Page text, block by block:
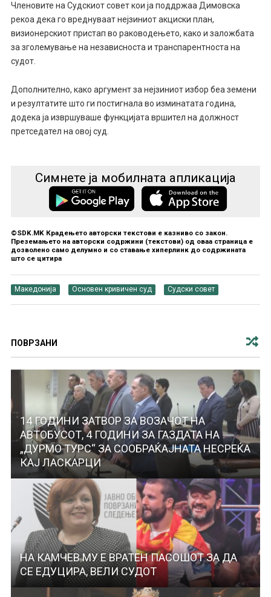
Членовите на Судскиот совет кои ја поддржаа Димовска
рекоа дека го вреднуваат нејзиниот акциски план,
визионерскиот пристап во раководењето, како и заложбата
за зголемување на независноста и транспарентноста на
судот.
Дополнително, како аргумент за нејзиниот избор беа земени
и резултатите што ги постигнала во изминатата година,
додека ја извршуваше функцијата вршител на должност
претседател на овој суд.
Симнете ја мобилната апликација
©SDK.MK Крадењето авторски текстови е казниво со закон.
Преземањето на авторски содржини (текстови) од оваа страница е
дозволено само делумно и со ставање хиперлинк до содржината
што се цитира
Македонија Основен кривичен суд Судски совет
ПОВРЗАНИ
14 ГОДИНИ ЗАТВОР ЗА ВОЗАЧОТ НА
АВТОБУСОТ, 4 ГОДИНИ ЗА ГАЗДАТА НА
„ДУРМО ТУРС“ ЗА СООБРАЌАЈНАТА НЕСРЕЌА
КАЈ ЛАСКАРЦИ
НА КАМЧЕВ МУ Е ВРАТЕН ПАСОШОТ ЗА ДА
СЕ ЕДУЦИРА, ВЕЛИ СУДОТ